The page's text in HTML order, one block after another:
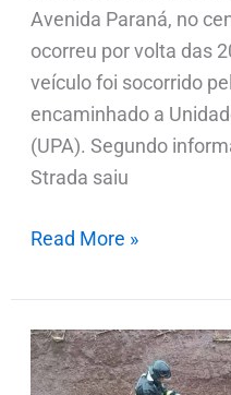
Avenida Paraná, no
ocorreu por volta das
veículo foi socorrido
encaminhado a
(UPA). Segundo
Strada saiu
Read More »
Três
mortos